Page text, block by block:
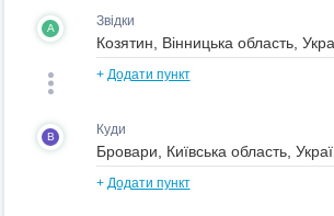
A Звідки
+ Додати пункт
B Куди
+ Додати пункт